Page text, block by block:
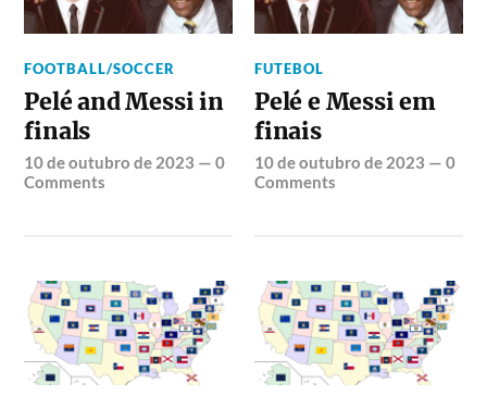
FOOTBALL/SOCCER
Pelé and Messi in
finals
10 de outubro de 2023 —0
Comments
FUTEBOL
Pelé e Messi em
finais
10 de outubro de 2023 —0
Comments